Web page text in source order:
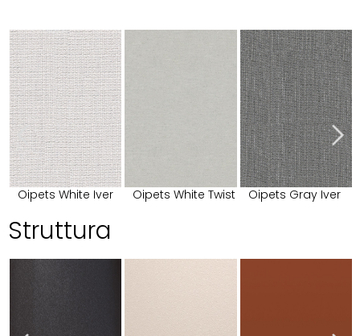
Oipets White Iver Oipets White Twist Oipets Gray Iver
Struttura